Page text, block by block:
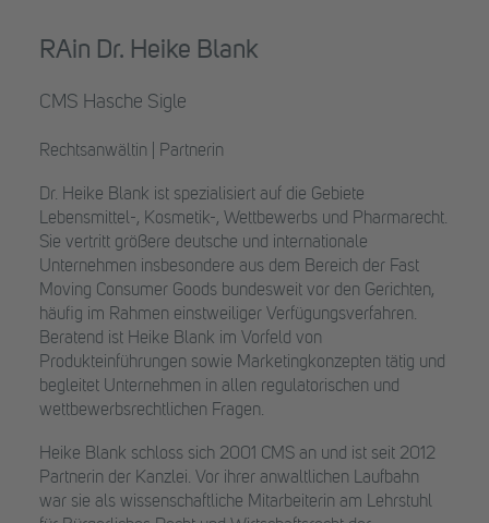
RAin Dr. Heike Blank
CMS Hasche Sigle
Rechtsanwältin | Partnerin
Dr. Heike Blank ist spezialisiert auf die Gebiete
Lebensmittel-, Kosmetik-, Wettbewerbs und Pharmarecht.
Sie vertritt größere deutsche und internationale
Unternehmen insbesondere aus dem Bereich der Fast
Moving Consumer Goods bundesweit vor den Gerichten,
häufig im Rahmen einstweiliger Verfügungsverfahren.
Beratend ist Heike Blank im Vorfeld von
Produkteinführungen sowie Marketingkonzepten tätig und
begleitet Unternehmen in allen regulatorischen und
wettbewerbsrechtlichen Fragen.
Heike Blank schloss sich 2001 CMS an und ist seit 2012
Partnerin der Kanzlei. Vor ihrer anwaltlichen Laufbahn
war sie als wissenschaftliche Mitarbeiterin am Lehrstuhl